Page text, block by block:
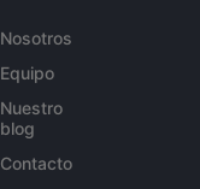
Nosotros
Equipo
Nuestro
blog
Contacto